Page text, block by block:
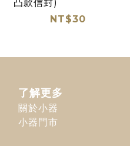
凸款信封)
NT$30
了解更多
關於小器
小器門市